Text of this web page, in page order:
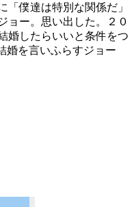
「僕達は特別な関係だ」
ョー。思い出した。２０
婚したらいいと条件をつ
婚を言いふらすジョー